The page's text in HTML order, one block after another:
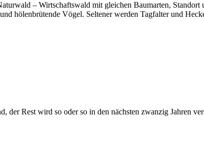
– Wirtschaftswald mit gleichen Baumarten,
hölenbrütende Vögel. Seltener werden Tagfalter und
Rest wird so oder so in den nächsten zwanzig Jahren